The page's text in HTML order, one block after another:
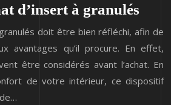
d’insert à granulés
doit être bien réfléchi, afin de
avantages qu’il procure. En effet,
être considérés avant l’achat. En
de votre intérieur, ce dispositif